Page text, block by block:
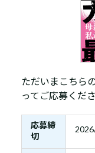
ただいまこちら
ってご応募くださ
応募締
切